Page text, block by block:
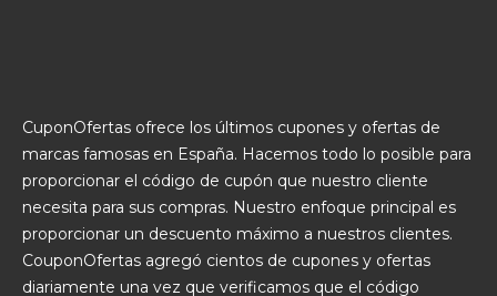
CuponOfertas ofrece los últimos cupones y ofertas de
marcas famosas en España. Hacemos todo lo posible para
proporcionar el código de cupón que nuestro cliente
necesita para sus compras. Nuestro enfoque principal es
proporcionar un descuento máximo a nuestros clientes.
CouponOfertas agregó cientos de cupones y ofertas
diariamente una vez que verificamos que el código